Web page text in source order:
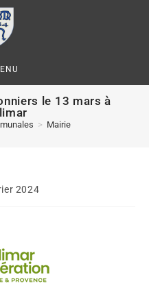
le 13 mars à
> Mairie
2024